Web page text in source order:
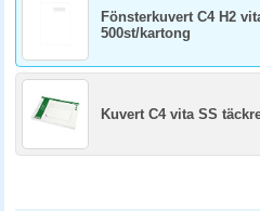
Fönsterkuvert C4 H2
500st/kartong
Kuvert C4 vita SS